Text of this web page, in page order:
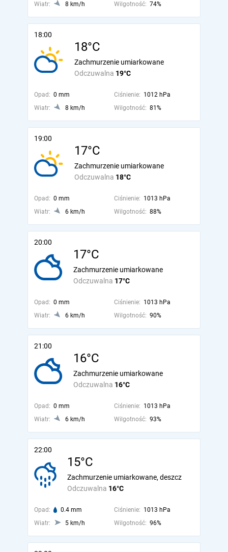
Wiatr:
8 km/h Wilgotność: 74%
18:00
18°C
Odczuwalna 19°C
Zachmurzenie umiarkowane
Opad: 0 mm Ciśnienie: 1012 hPa
Wiatr:
8 km/h Wilgotność: 81%
19:00
17°C
Odczuwalna 18°C
Zachmurzenie umiarkowane
Opad: 0 mm Ciśnienie: 1013 hPa
Wiatr:
6 km/h Wilgotność: 88%
20:00
17°C
Odczuwalna 17°C
Zachmurzenie umiarkowane
Opad: 0 mm Ciśnienie: 1013 hPa
Wiatr:
6 km/h Wilgotność: 90%
21:00
16°C
Odczuwalna 16°C
Zachmurzenie umiarkowane
Opad: 0 mm Ciśnienie: 1013 hPa
Wiatr:
6 km/h Wilgotność: 93%
22:00
15°C
Odczuwalna 16°C
Zachmurzenie umiarkowane, deszcz
Opad: 0.4 mm Ciśnienie: 1013 hPa
Wiatr:
5 km/h Wilgotność: 96%